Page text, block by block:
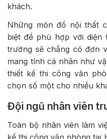
khách.
Những món đồ nội thất
biệt đề phù hợp với
trường sẽ chẳng có đơn
mang tính cá nhân như
thiết kế thi công văn
chọn số một cho nhiều
Đội ngũ nhân viên
Toàn bộ nhân viên làm